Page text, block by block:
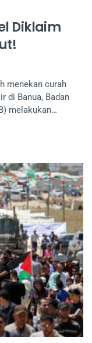
Diklaim
menekan curah
di Banua, Badan
melakukan…